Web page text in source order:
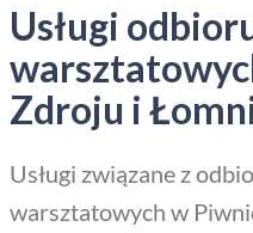
Usługi
Zdroju i
Usługi związane z
warsztatowych w